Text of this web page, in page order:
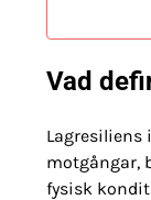
Vad
Lagresiliens
motgångar,
fysisk